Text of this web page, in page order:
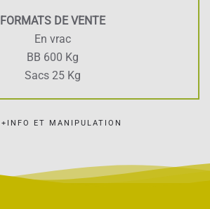
FORMATS DE VENTE
En vrac
BB 600 Kg
Sacs 25 Kg
+INFO ET MANIPULATION